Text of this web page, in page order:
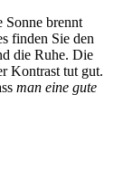
brennt
finden Sie den
die Ruhe. Die
Kontrast tut gut.
man eine gute